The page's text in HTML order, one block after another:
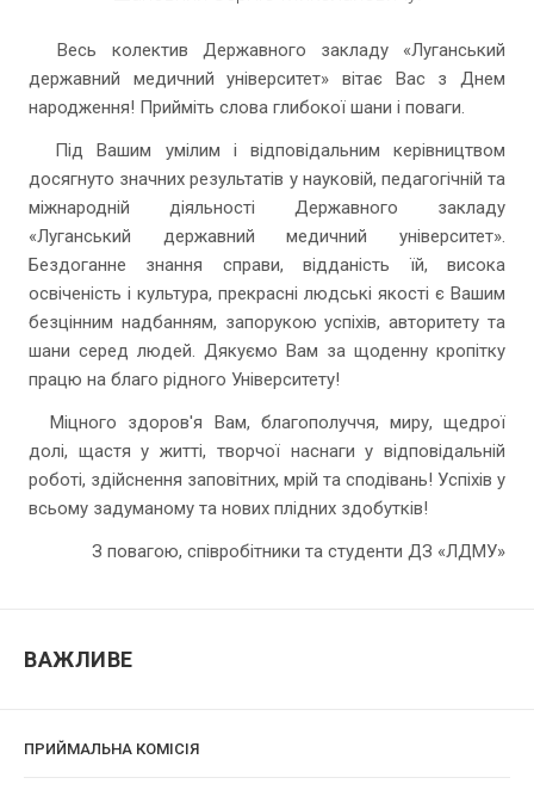
Весь колектив Державного закладу «Луганський
державний медичний університет» вітає Вас з Днем
народження! Прийміть слова глибокої шани і поваги.
Під Вашим умілим і відповідальним керівництвом
досягнуто значних результатів у науковій, педагогічній та
міжнародній діяльності Державного закладу
«Луганський державний медичний університет».
Бездоганне знання справи, відданість їй, висока
освіченість і культура, прекрасні людські якості є Вашим
безцінним надбанням, запорукою успіхів, авторитету та
шани серед людей. Дякуємо Вам за щоденну кропітку
працю на благо рідного Університету!
Міцного здоров'я Вам, благополуччя, миру, щедрої
долі, щастя у житті, творчої наснаги у відповідальній
роботі, здійснення заповітних, мрій та сподівань! Успіхів у
всьому задуманому та нових плідних здобутків!
З повагою, співробітники та студенти ДЗ «ЛДМУ»
ВАЖЛИВЕ
ПРИЙМАЛЬНА КОМІСІЯ